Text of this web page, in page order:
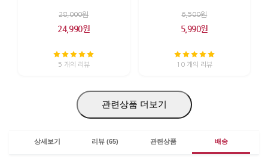
28,000원
24,990원
5 개의 리뷰
6,500원
5,990원
10 개의 리뷰
관련상품 더보기
상세보기 리뷰 (65) 관련상품 배송